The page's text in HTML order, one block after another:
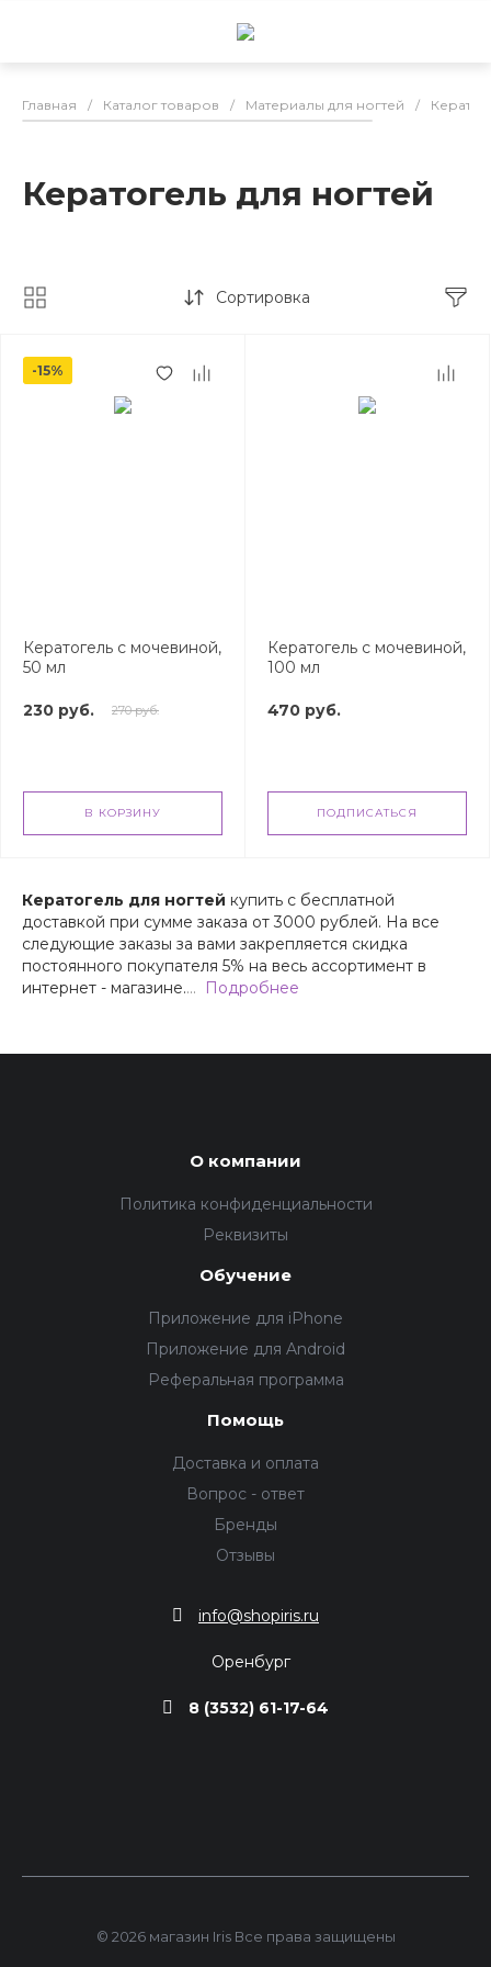
Главная / Каталог товаров / Материалы для ногтей /
Кератогель для ногтей
Сортировка
-15%
Кератогель с мочевиной,
50 мл
230 руб. 270 руб.
В КОРЗИНУ
Кератогель с мочевиной,
100 мл
470 руб.
ПОДПИСАТЬСЯ
Кератогель для ногтей купить с бесплатной
доставкой при сумме заказа от 3000 рублей. На все
следующие заказы за вами закрепляется скидка
постоянного покупателя 5% на весь ассортимент в
интернет - магазине.… Подробнее
О компании
Политика конфиденциальности
Реквизиты
Обучение
Приложение для iPhone
Приложение для Android
Реферальная программа
Помощь
Доставка и оплата
Вопрос - ответ
Бренды
Отзывы
info@shopiris.ru
Оренбург
8 (3532) 61-17-64
© 2026 магазин Iris Все права защищены